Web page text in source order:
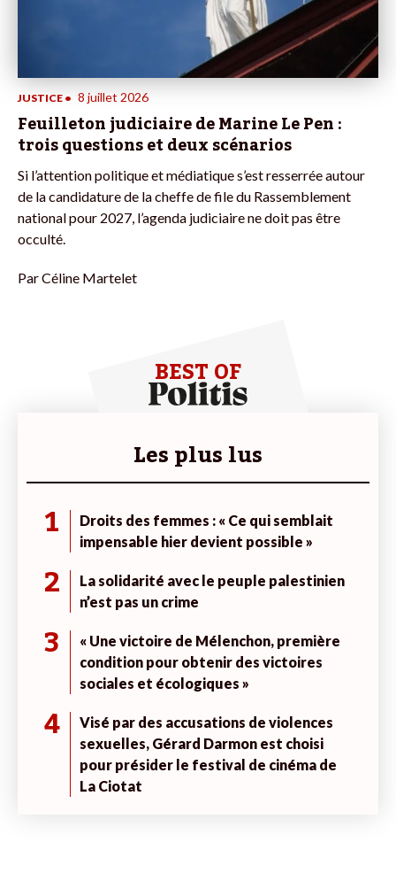
JUSTICE • 8 juillet 2026
Feuilleton judiciaire de Marine Le Pen :
trois questions et deux scénarios
Si l’attention politique et médiatique s’est resserrée autour
de la candidature de la cheffe de file du Rassemblement
national pour 2027, l’agenda judiciaire ne doit pas être
occulté.
ParCéline Martelet
BEST OF
Les plus lus
1
Droits des femmes : « Ce qui semblait
impensable hier devient possible »
2
La solidarité avec le peuple palestinien
n’est pas un crime
3
« Une victoire de Mélenchon, première
condition pour obtenir des victoires
sociales et écologiques »
4
Visé par des accusations de violences
sexuelles, Gérard Darmon est choisi
pour présider le festival de cinéma de
La Ciotat